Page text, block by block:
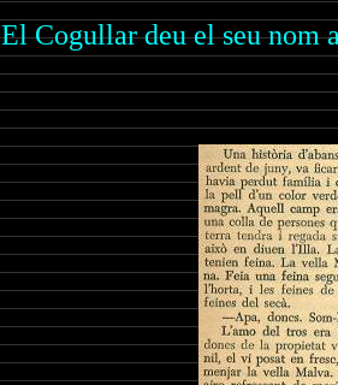
El Cogullar deu el seu nom